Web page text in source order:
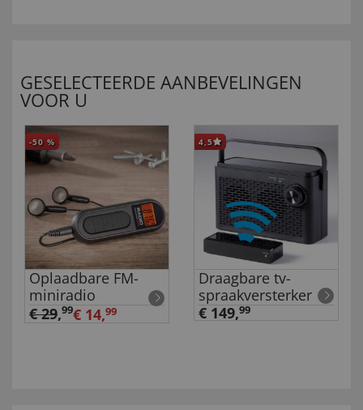
GESELECTEERDE AANBEVELINGEN
VOOR U
-50 %
Oplaadbare FM-
miniradio
€ 29,99€ 14,99
4,5
Draagbare tv-
spraakversterker
€ 149,99